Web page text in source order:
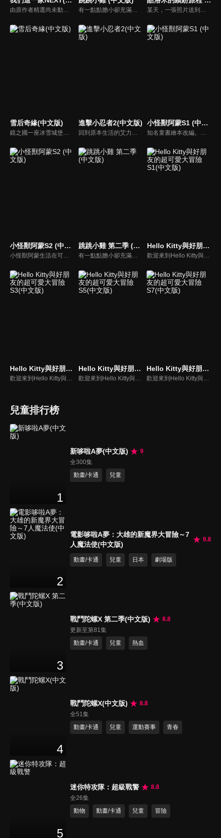
有一點點膽小卻充滿好奇心的「帶骨雞」，和總是用小跳步靠過來的舞蹈老師「小跳步青蛙老師」，以及其他具有獨特個性的夥伴們跳舞大活耀！在家裡和各種地方以「身體動了，心也舞動了起來♪」為主題的角色人物。這是關於不可思議的夥伴們與愉快舞蹈的故事。
雪后奇緣(中文版)
鏡之國一座冰雪城堡，冰雪女王警告女兒艾拉神祕封印下住著邪惡的冰雪妖魔。山精旅行家來到冰雪城堡探險，卻意外打開封印，釋放出邪惡冰雪妖魔不僅擾亂鏡之國和人類世界。艾拉和山精一起尋找冒險家凱和格爾達，只有他們能幫助對付冰雪妖魔。究竟他們能否擊敗這些冰雪妖魔，解除鏡之國和人類世界的危機？
進擊小忍者2(中文版)
回到原本生活的艾力克斯，正煩惱著和潔西卡之間的關係不順遂，此時忍者突然以刺蝟之姿出現在他面前，原來艾普明快要被釋放了！憑藉著艾力克斯聰明的腦袋，他們來到泰國，艾力克斯和忍者也在不斷磨合中，成為最佳拍檔，甚至團隊還多了尚恩加入！
小怪獸阿蒙S1 (中文版)
知名童書繪本改編。故事講述的是小怪獸阿蒙醜醜的外表下，有著一顆敏感細膩的心。他希望有人能愛他，包容他，陪伴他，愛他本來的樣子。這個系列圍繞“愛”的主題，恰恰是父母對孩子所有愛的表現。
小怪獸阿蒙S2 (中文版)
小怪獸阿蒙生活在可愛的絨毛鎮上，他每天都會面對一些有趣的挑戰。幸運地是他是你見過最有愛心的小怪獸，並且在他的朋友們的幫助下，他會從中找到正確的事去做(即使他還不知道那是什麼)，學會跟隨他自己的內心。
跳跳小雞 第二季 (中文版)
有一點點膽小卻充滿好奇心的"帶骨雞"，和總是用小跳步靠過來的舞蹈老師"小跳步青蛙老師"，以及其他具有獨特個性的夥伴們跳舞大活耀！在家裡和各種地方以「身體動了，心也舞動了起來♪」為主題。
Hello Kitty與好朋友的超可愛大冒險S1(中文版)
歡迎來到Hello Kitty與好朋友的超可愛大冒險!與Hello Kitty, 大眼蛙, 酷企鵝, 美樂蒂, 布丁狗還有酷洛米, 準備和朋友們一起經歷有趣的冒險吧!
Hello Kitty與好朋友的超可愛大冒險S3(中文版)
歡迎來到Hello Kitty與好朋友的超可愛大冒險!與Hello Kitty, 大眼蛙, 酷企鵝, 美樂蒂, 布丁狗還有酷洛米, 準備和朋友們一起經歷有趣的冒險吧!
Hello Kitty與好朋友的超可愛大冒險S5(中文版)
歡迎來到Hello Kitty與好朋友的超可愛大冒險!與Hello Kitty, 大眼蛙, 酷企鵝, 美樂蒂, 布丁狗還有酷洛米, 準備和朋友們一起經歷有趣的冒險吧!
Hello Kitty與好朋友的超可愛大冒險S7(中文版)
歡迎來到Hello Kitty與好朋友的超可愛大冒險! 與Hello Kitty, 大眼蛙, 酷企鵝, 美樂蒂, 布丁狗還有酷洛米, 準備和朋友們一起經歷有趣的冒險吧!
兒童排行榜
1
新哆啦A夢(中文版)
9
全300集
動畫/卡通
兒童
2
電影哆啦A夢：大雄的新魔界大冒險～7
人魔法使(中文版)
9.8
動畫/卡通 兒童 日本 劇場版
3
戰鬥陀螺X 第二季(中文版)
8.8
更新至第81集
動畫/卡通
兒童 熱血
4
戰鬥陀螺X(中文版)
8.8
全51集
動畫/卡通
兒童 運動賽事 青春
5
迷你特攻隊：超級戰警
8.8
全26集
動物
動畫/卡通 兒童 冒險